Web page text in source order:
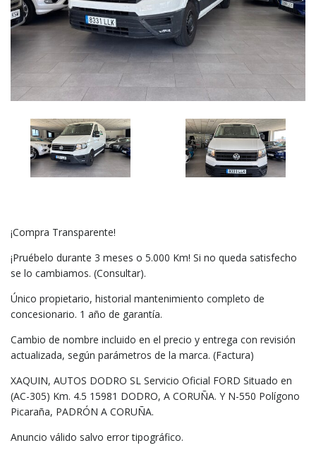
¡Compra Transparente!
¡Pruébelo durante 3 meses o 5.000 Km! Si no queda satisfecho
se lo cambiamos. (Consultar).
Único propietario, historial mantenimiento completo de
concesionario. 1 año de garantía.
Cambio de nombre incluido en el precio y entrega con revisión
actualizada, según parámetros de la marca. (Factura)
XAQUIN, AUTOS DODRO SL Servicio Oficial FORD Situado en
(AC-305) Km. 4.5 15981 DODRO, A CORUÑA. Y N-550 Polígono
Picaraña, PADRÓN A CORUÑA.
Anuncio válido salvo error tipográfico.